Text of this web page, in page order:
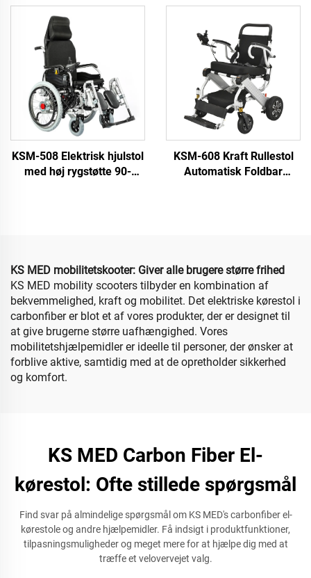
bårer trinhejsesystem for
rullestolsbrugere
billigere pris
KSM-508 Elektrisk hjulstol
med høj rygstøtte 90-
KSM-608 Kraft Rullestol
Automatisk Foldbar
KS MED mobilitetskooter: Giver alle brugere større frihed
KS MED mobility scooters tilbyder en kombination af
bekvemmelighed, kraft og mobilitet. Det elektriske kørestol i
carbonfiber er blot et af vores produkter, der er designet til
at give brugerne større uafhængighed. Vores
mobilitetshjælpemidler er ideelle til personer, der ønsker at
forblive aktive, samtidig med at de opretholder sikkerhed
og komfort.
KS MED Carbon Fiber El-
kørestol: Ofte stillede spørgsmål
Find svar på almindelige spørgsmål om KS MED's carbonfiber el-
kørestole og andre hjælpemidler. Få indsigt i produktfunktioner,
tilpasningsmuligheder og meget mere for at hjælpe dig med at
træffe et velovervejet valg.